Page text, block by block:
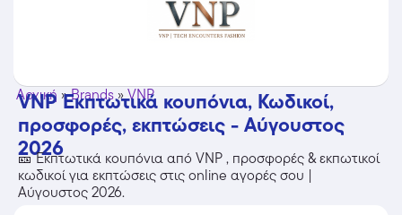
Αρχική »Brands»VNP
VNP Εκπτωτικά κουπόνια, Κωδικοί,
προσφορές, εκπτώσεις - Αύγουστος
2026
🎫 Εκπτωτικά κουπόνια από VNP , προσφορές & εκπωτικοί
κωδικοί για εκπτώσεις στις online αγορές σου |
Αύγουστος 2026.